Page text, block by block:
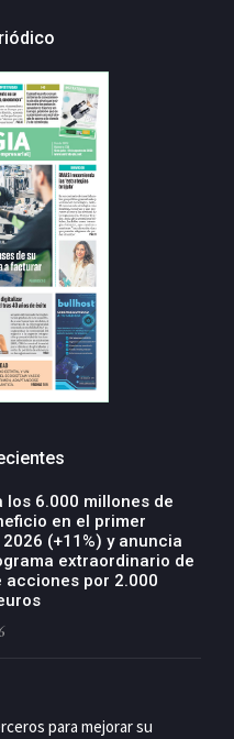
los 6.000 millones de
en el primer
(+11%) y anuncia
extraordinario de
acciones por 2.000
con un modelo global
presente en siete
para mejorar su